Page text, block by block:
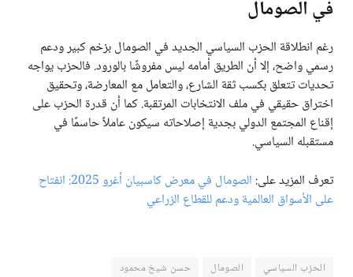
في الصومال
رغم انطلاقة الحزب السياسي الجديد في الصومال بزخم كبير ودعم
رسمي واضح، إلا أن الطريق أمامه ليس مفروشًا بالورود. فالحزب يواجه
تحديات تتعلق بكسب ثقة الشارع، والتعامل مع المعارضة، وتحقيق
اختراق حقيقي في ملف الانتخابات المرتقبة. كما أن قدرة الحزب على
إقناع المجتمع الدولي بجدية إصلاحاته سيكون عاملاً حاسمًا في
مستقبله السياسي.
تعرف المزيد على:
الصومال في معرض كاسبيان أغرو 2025: انفتاح
على الأسواق العالمية ودعم للقطاع الزراعي
الحزب السياسي الصومال حسن شيخ محمود